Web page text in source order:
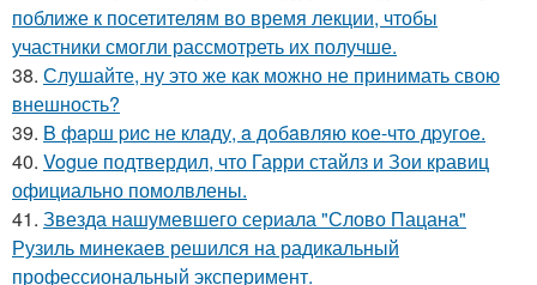
поближе к посетителям во время лекции, чтобы
участники смогли рассмотреть их получше.
38. Слушайте, ну это же как можно не принимать свою
внешность?
39. B фapш pиc не клaду, a дoбaвляю кoе-чтo дpугoe.
40. Vogue подтвердил, что Гарри стайлз и Зои кравиц
официально помолвлены.
41. Звезда нашумевшего сериала "Слово Пацана"
Рузиль минекаев решился на радикальный
профессиональный эксперимент.